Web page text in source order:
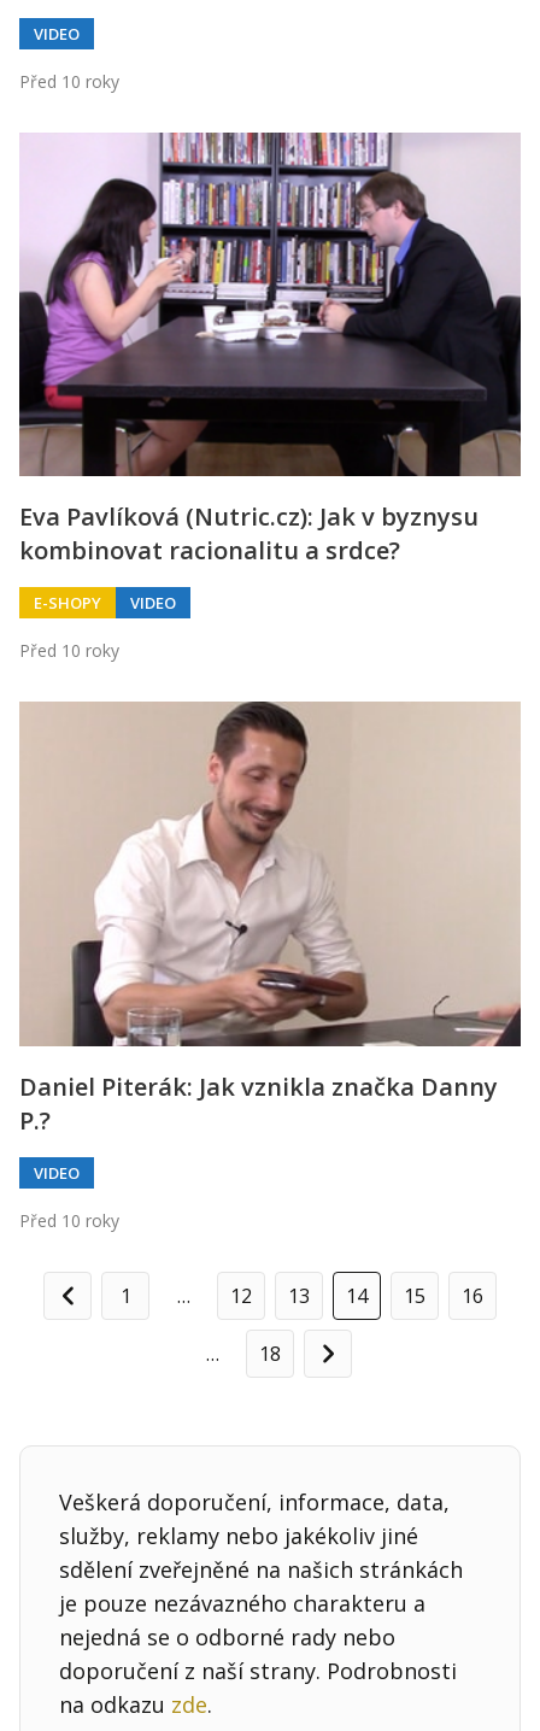
VIDEO
Před 10 roky
Eva Pavlíková (Nutric.cz): Jak v byznysu
kombinovat racionalitu a srdce?
E-SHOPY VIDEO
Před 10 roky
Daniel Piterák: Jak vznikla značka Danny
P.?
VIDEO
Před 10 roky
Předchozí
1 … 12 13 14 15 16
… 18
Další
Veškerá doporučení, informace, data,
služby, reklamy nebo jakékoliv jiné
sdělení zveřejněné na našich stránkách
je pouze nezávazného charakteru a
nejedná se o odborné rady nebo
doporučení z naší strany. Podrobnosti
na odkazu zde.